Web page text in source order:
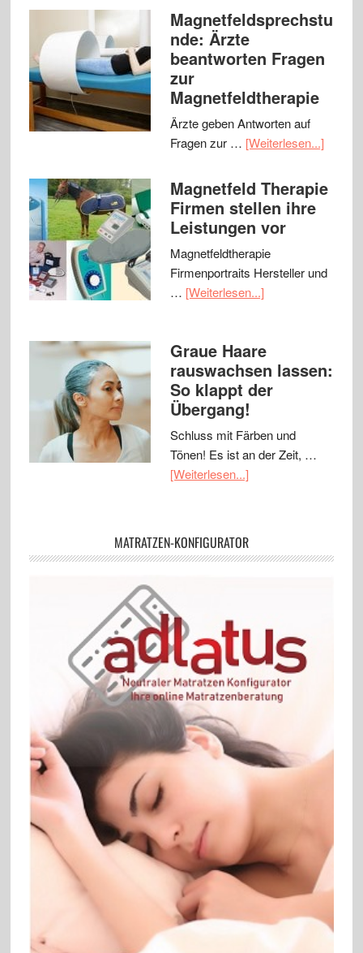
Magnetfeldsprechstu
nde: Ärzte
beantworten Fragen
zur
Magnetfeldtherapie
Ärzte geben Antworten auf
Fragen zur … [Weiterlesen...]
Magnetfeld Therapie
Firmen stellen ihre
Leistungen vor
Magnetfeldtherapie
Firmenportraits Hersteller und
… [Weiterlesen...]
Graue Haare
rauswachsen lassen:
So klappt der
Übergang!
Schluss mit Färben und
Tönen! Es ist an der Zeit, …
[Weiterlesen...]
MATRATZEN-KONFIGURATOR